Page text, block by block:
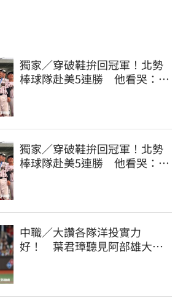
獨家／穿破鞋拚回冠軍！北勢
棒球隊赴美5連勝 他看哭：台
獨家／穿破鞋拚回冠軍！北勢
棒球隊赴美5連勝 他看哭：台
中職／大讚各隊洋投實力
好！ 葉君璋聽見阿部雄大被